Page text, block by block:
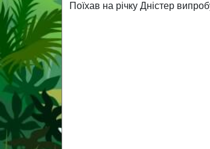
Поїхав на річку Дністер